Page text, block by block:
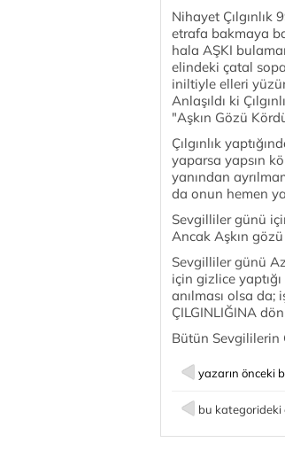
Nihayet Çılgınlık
etrafa bakmaya
hala AŞKI
elindeki çatal
iniltiyle elleri
Anlaşıldı ki
"Aşkın Gözü
Çılgınlık
yaparsa yapsın
yanından
da onun hemen
Sevgilliler günü
Ancak Aşkın
Sevgilliler günü
için gizlice
anılması olsa da;
ÇILGINLIĞINA
Bütün Sevgililerin
yazarın önceki
bu kategorideki